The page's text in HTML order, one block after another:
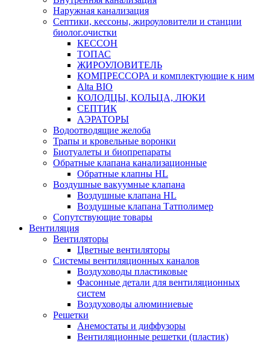
Наружная канализация
Септики, кессоны, жироуловители и станции
биолог.очистки
КЕССОН
ТОПАС
ЖИРОУЛОВИТЕЛЬ
КОМПРЕССОРА и комплектующие к ним
Alta BIO
КОЛОДЦЫ, КОЛЬЦА, ЛЮКИ
СЕПТИК
АЭРАТОРЫ
Водоотводящие желоба
Трапы и кровельные воронки
Биотуалеты и биопрепараты
Обратные клапана канализационные
Обратные клапны HL
Воздушные вакуумные клапана
Воздушные клапана HL
Воздушные клапана Татполимер
Сопутствующие товары
Вентиляция
Вентиляторы
Цветные вентиляторы
Системы вентиляционных каналов
Воздуховоды пластиковые
Фасонные детали для вентиляционных
систем
Воздуховоды алюминиевые
Решетки
Анемостаты и диффузоры
Вентиляционные решетки (пластик)